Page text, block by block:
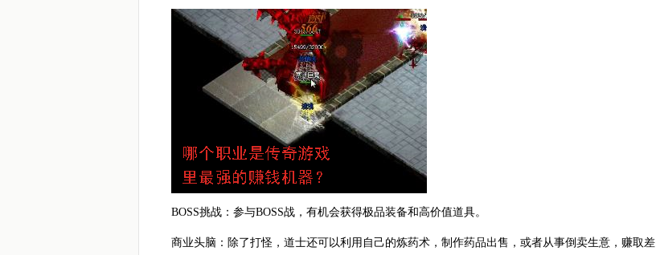
BOSS挑战：参与BOSS战，有机会获得极品装备和高价值道具。
商业头脑：除了打怪，道士还可以利用自己的炼药术，制作药品出售，或者从事倒卖生意，赚取差